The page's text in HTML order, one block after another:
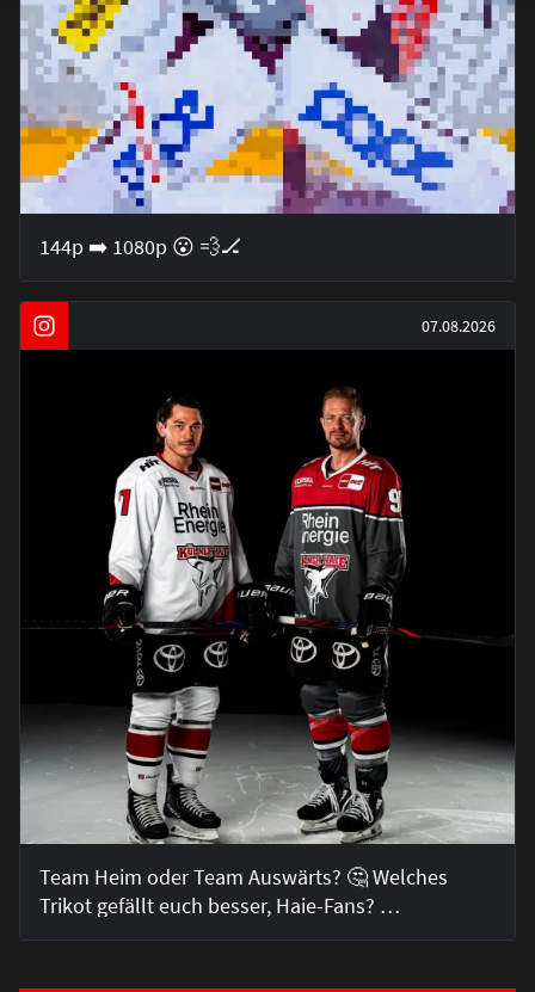
144p ➡️ 1080p 😮 💨🏒
07.08.2026
Team Heim oder Team Auswärts? 🤔 Welches
Trikot gefällt euch besser, Haie-Fans? …